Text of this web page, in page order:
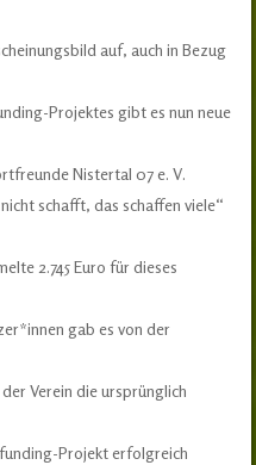
auf, auch in Bezug
Projektes gibt es nun neue
Nistertal 07 e. V.
schafft, das schaffen viele“
2.745 Euro für dieses
gab es von der
Verein die ursprünglich
Projekt erfolgreich